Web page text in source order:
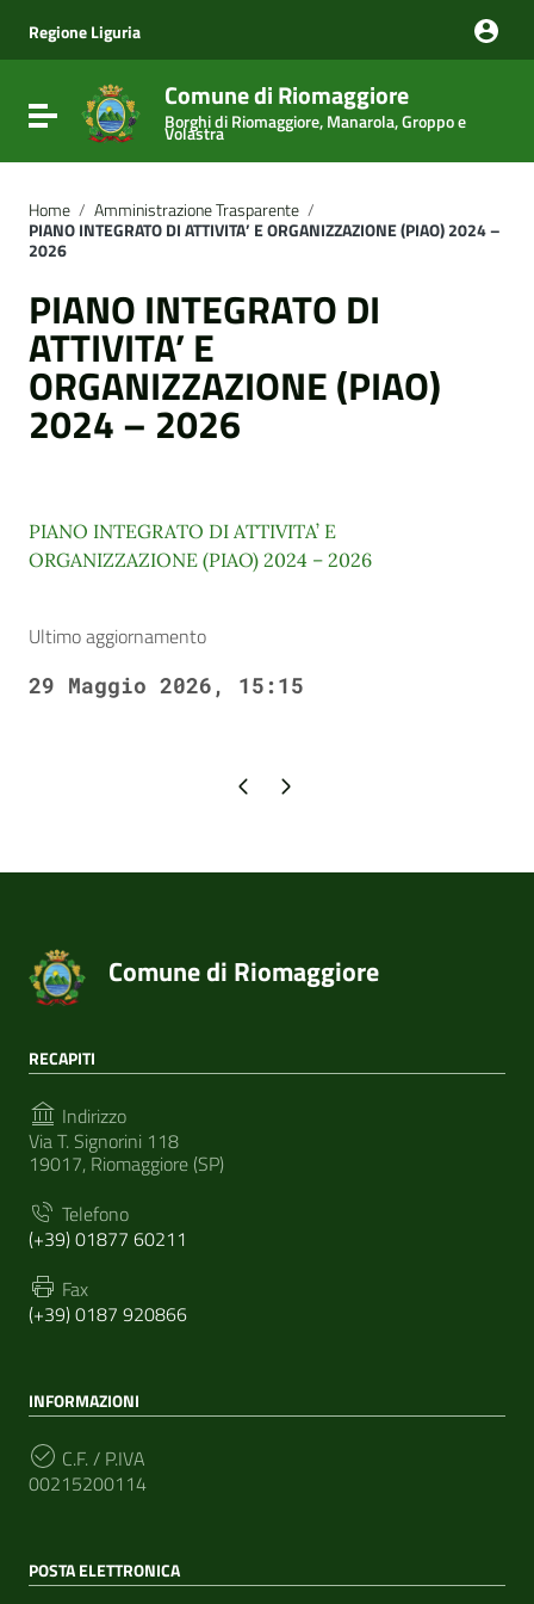
Vai al menu di navigazione
Vai al footer
Regione Liguria
Attiva / disattiva la navigazione
Comune di Riomaggiore
Borghi di Riomaggiore, Manarola, Groppo e
Volastra
Home / Amministrazione Trasparente /
PIANO INTEGRATO DI ATTIVITA’ E ORGANIZZAZIONE (PIAO) 2024 –
2026
PIANO INTEGRATO DI
ATTIVITA’ E
ORGANIZZAZIONE (PIAO)
2024 – 2026
PIANO INTEGRATO DI ATTIVITA’ E
ORGANIZZAZIONE (PIAO) 2024 – 2026
Ultimo aggiornamento
29 Maggio 2026, 15:15
Pagina precedente
Pagina successiva
Comune di Riomaggiore
RECAPITI
Indirizzo
Via T. Signorini 118
19017, Riomaggiore (SP)
Telefono
(+39) 01877 60211
Fax
(+39) 0187 920866
INFORMAZIONI
C.F. / P.IVA
00215200114
POSTA ELETTRONICA